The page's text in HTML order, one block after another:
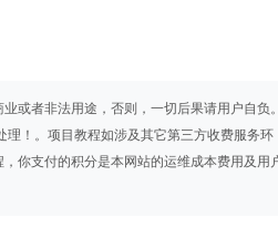
或者非法用途，否则，一切后果请用户自负。
！。项目教程如涉及其它第三方收费服务环
你支付的积分是本网站的运维成本费用及用